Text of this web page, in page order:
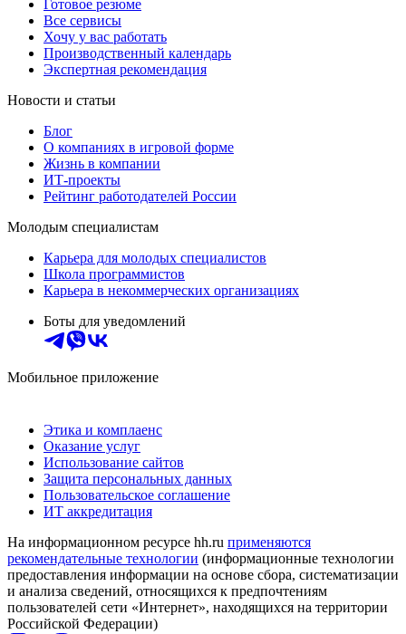
Готовое резюме
Все сервисы
Хочу у вас работать
Производственный календарь
Экспертная рекомендация
Новости и статьи
Блог
О компаниях в игровой форме
Жизнь в компании
ИТ-проекты
Рейтинг работодателей России
Молодым специалистам
Карьера для молодых специалистов
Школа программистов
Карьера в некоммерческих организациях
Боты для уведомлений
Мобильное приложение
Этика и комплаенс
Оказание услуг
Использование сайтов
Защита персональных данных
Пользовательское соглашение
ИТ аккредитация
На информационном ресурсе hh.ru применяются
рекомендательные технологии (информационные технологии
предоставления информации на основе сбора, систематизации
и анализа сведений, относящихся к предпочтениям
пользователей сети «Интернет», находящихся на территории
Российской Федерации)